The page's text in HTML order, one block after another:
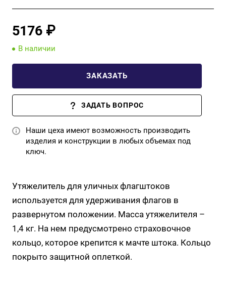
5176 ₽
В наличии
ЗАКАЗАТЬ
ЗАДАТЬ ВОПРОС
Наши цеха имеют возможность производить
изделия и конструкции в любых объемах под
ключ.
Утяжелитель для уличных флагштоков
используется для удерживания флагов в
развернутом положении. Масса утяжелителя –
1,4 кг. На нем предусмотрено страховочное
кольцо, которое крепится к мачте штока. Кольцо
покрыто защитной оплеткой.